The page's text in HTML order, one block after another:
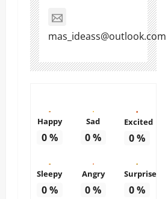
mas_ideass@outlook.com
Happy
0%
Sad
0%
Excited
0%
Sleepy
0%
Angry
0%
Surprise
0%